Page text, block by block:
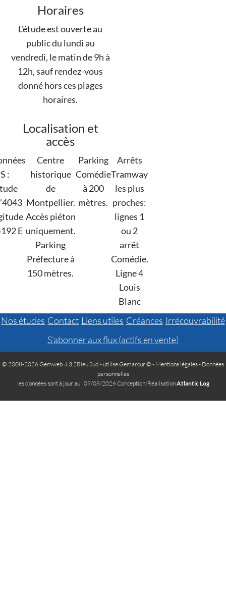
Horaires
L'étude est ouverte au
public du lundi au
vendredi, le matin de 9h à
12h, sauf rendez-vous
donné hors ces plages
horaires.
Localisation et
accès
:
E
Centre
historique
de
Montpellier.
Accès piéton
uniquement.
Parking
Préfecture à
150 mètres.
Parking
Comédie
à 200
mètres.
Arrêts
Tramway
les plus
proches:
lignes 1
ou 2
arrêt
Comédie.
Ligne 4
Louis
Blanc
Nos études Contact Liens utiles Créances Irrécouvrabilité
S'abonner aux flux (actifs en vente)
© 2008-2026 Gemweb 4.3.2Bleu Sud - utiliseGemarcur © - Mentions légales- Données
personnelles
les données sont à jour au : 09/08/2026 Conception/RéalisationAtlantic Log